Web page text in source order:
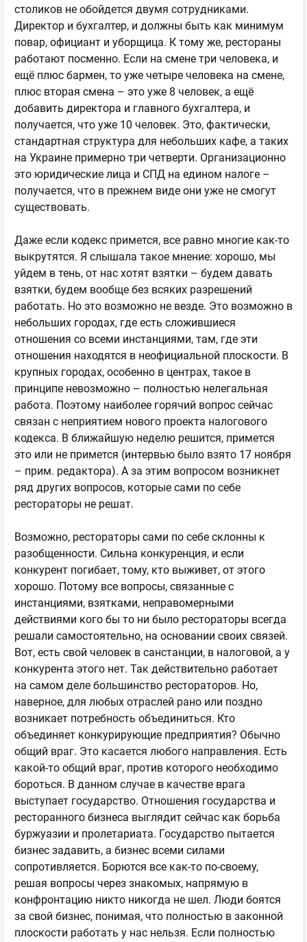
столиков не обойдется двумя сотрудниками.
Директор и бухгалтер, и должны быть как минимум
повар, официант и уборщица. К тому же, рестораны
работают посменно. Если на смене три человека, и
ещё плюс бармен, то уже четыре человека на смене,
плюс вторая смена – это уже 8 человек, а ещё
добавить директора и главного бухгалтера, и
получается, что уже 10 человек. Это, фактически,
стандартная структура для небольших кафе, а таких
на Украине примерно три четверти. Организационно
это юридические лица и СПД на едином налоге –
получается, что в прежнем виде они уже не смогут
существовать.
Даже если кодекс примется, все равно многие как-то
выкрутятся. Я слышала такое мнение: хорошо, мы
уйдем в тень, от нас хотят взятки – будем давать
взятки, будем вообще без всяких разрешений
работать. Но это возможно не везде. Это возможно в
небольших городах, где есть сложившиеся
отношения со всеми инстанциями, там, где эти
отношения находятся в неофициальной плоскости. В
крупных городах, особенно в центрах, такое в
принципе невозможно – полностью нелегальная
работа. Поэтому наиболее горячий вопрос сейчас
связан с неприятием нового проекта налогового
кодекса. В ближайшую неделю решится, примется
это или не примется (интервью было взято 17 ноября
– прим. редактора). А за этим вопросом возникнет
ряд других вопросов, которые сами по себе
рестораторы не решат.
Возможно, рестораторы сами по себе склонны к
разобщенности. Сильна конкуренция, и если
конкурент погибает, тому, кто выживет, от этого
хорошо. Потому все вопросы, связанные с
инстанциями, взятками, неправомерными
действиями кого бы то ни было рестораторы всегда
решали самостоятельно, на основании своих связей.
Вот, есть свой человек в санстанции, в налоговой, а у
конкурента этого нет. Так действительно работает
на самом деле большинство рестораторов. Но,
наверное, для любых отраслей рано или поздно
возникает потребность объединиться. Кто
объединяет конкурирующие предприятия? Обычно
общий враг. Это касается любого направления. Есть
какой-то общий враг, против которого необходимо
бороться. В данном случае в качестве врага
выступает государство. Отношения государства и
ресторанного бизнеса выглядит сейчас как борьба
буржуазии и пролетариата. Государство пытается
бизнес задавить, а бизнес всеми силами
сопротивляется. Борются все как-то по-своему,
решая вопросы через знакомых, напрямую в
конфронтацию никто никогда не шел. Люди боятся
за свой бизнес, понимая, что полностью в законной
плоскости работать у нас нельзя. Если полностью